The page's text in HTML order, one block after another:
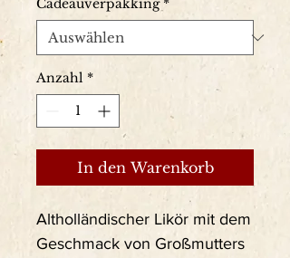
Cadeauverpakking *
Anzahl *
In den Warenkorb
Altholländischer Likör mit dem
Geschmack von Großmutters